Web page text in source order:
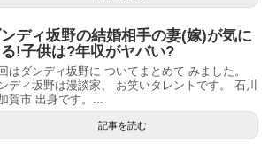
ディ坂野の結婚相手の妻(嫁)が気に
!子供は?年収がヤバい?
はダンディ坂野に ついてまとめて みました。
ディ坂野は漫談家、 お笑いタレントです。 石川
賀市 出身です。...
記事を読む